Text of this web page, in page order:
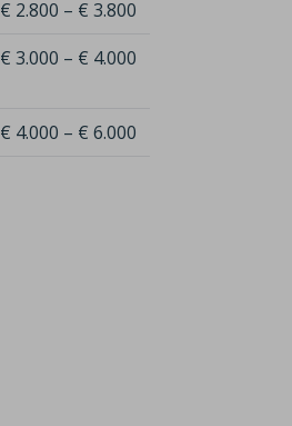
€ 2.800 – € 3.800
€ 3.000 – € 4.000
€ 4.000 – € 6.000